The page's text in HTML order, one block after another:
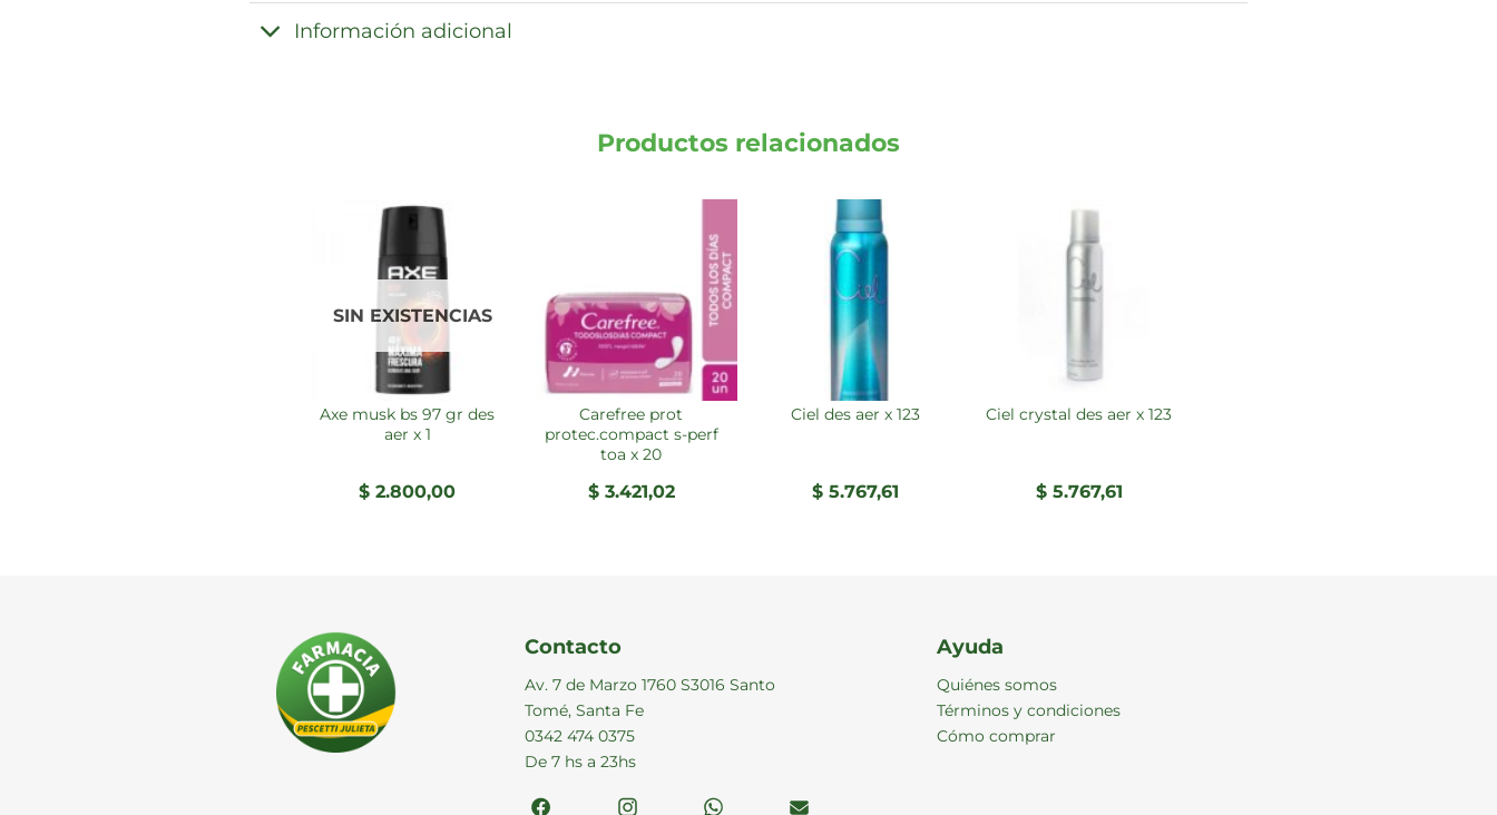
Información adicional
Productos relacionados
SIN EXISTENCIAS
axe musk bs 97 gr des
aer x 1
$ 2.800,00
carefree prot
protec.compact s-perf
toa x 20
$3.421,02
ciel des aer x 123
$5.767,61
ciel crystal des aer x 123
$5.767,61
Contacto
Av. 7 de Marzo 1760 S3016 Santo
Tomé, Santa Fe
0342 474 0375
De 7 hs a 23hs
Ayuda
Quiénes somos
Términos y condiciones
Cómo comprar